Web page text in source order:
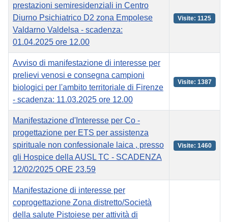
prestazioni semiresidenziali in Centro
Diurno Psichiatrico D2 zona Empolese
Valdarno Valdelsa - scadenza:
01.04.2025 ore 12.00
Visite: 1125
Avviso di manifestazione di interesse per
prelievi venosi e consegna campioni
biologici per l'ambito territoriale di Firenze
- scadenza: 11.03.2025 ore 12.00
Visite: 1387
Manifestazione d'Interesse per Co -
progettazione per ETS per assistenza
spirituale non confessionale laica , presso
gli Hospice della AUSL TC - SCADENZA
12/02/2025 ORE 23.59
Visite: 1460
Manifestazione di interesse per
coprogettazione Zona distretto/Società
della salute Pistoiese per attività di